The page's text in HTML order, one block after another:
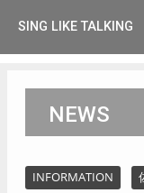
SING LIKE TALKING
NEWS
INFORMATION